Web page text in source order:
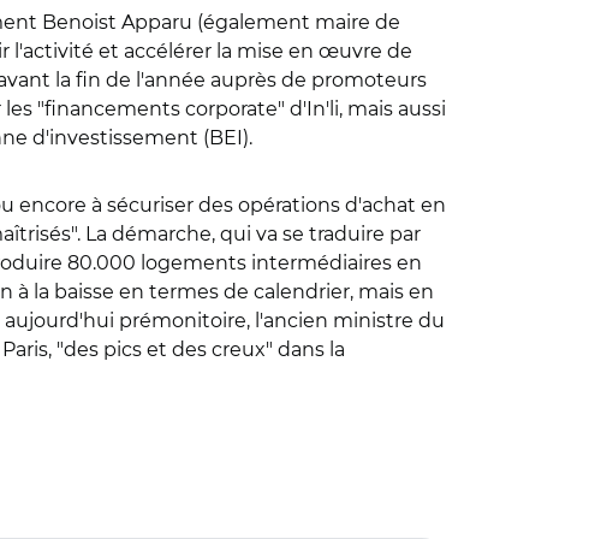
Benoist Apparu (également maire de
l'activité et accélérer la mise en œuvre de
la fin de l'année auprès de promoteurs
"financements corporate" d'In'li, mais aussi
d'investissement (BEI).
encore à sécuriser des opérations d'achat en
La démarche, qui va se traduire par
80.000 logements intermédiaires en
la baisse en termes de calendrier, mais en
prémonitoire, l'ancien ministre du
"des pics et des creux" dans la